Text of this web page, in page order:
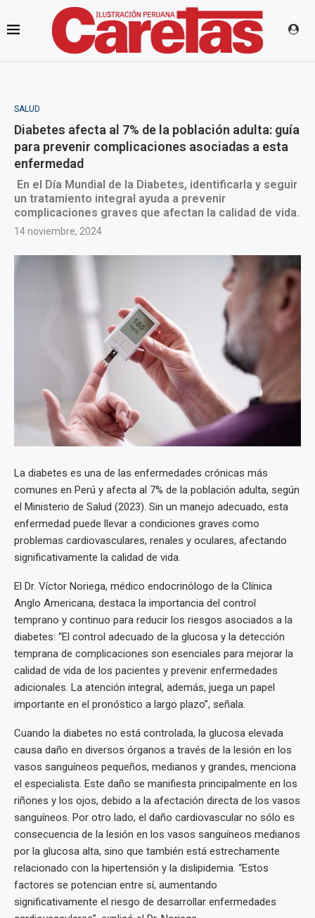
SALUD
Diabetes afecta al 7% de la población adulta: guía
para prevenir complicaciones asociadas a esta
enfermedad
En el Día Mundial de la Diabetes, identificarla y seguir
un tratamiento integral ayuda a prevenir
complicaciones graves que afectan la calidad de vida.
14 noviembre, 2024
La diabetes es una de las enfermedades crónicas más
comunes en Perú y afecta al 7% de la población adulta, según
el Ministerio de Salud (2023). Sin un manejo adecuado, esta
enfermedad puede llevar a condiciones graves como
problemas cardiovasculares, renales y oculares, afectando
significativamente la calidad de vida.
El Dr. Víctor Noriega, médico endocrinólogo de la Clínica
Anglo Americana, destaca la importancia del control
temprano y continuo para reducir los riesgos asociados a la
diabetes: “El control adecuado de la glucosa y la detección
temprana de complicaciones son esenciales para mejorar la
calidad de vida de los pacientes y prevenir enfermedades
adicionales. La atención integral, además, juega un papel
importante en el pronóstico a largo plazo”, señala.
Cuando la diabetes no está controlada, la glucosa elevada
causa daño en diversos órganos a través de la lesión en los
vasos sanguíneos pequeños, medianos y grandes, menciona
el especialista. Este daño se manifiesta principalmente en los
riñones y los ojos, debido a la afectación directa de los vasos
sanguíneos. Por otro lado, el daño cardiovascular no sólo es
consecuencia de la lesión en los vasos sanguíneos medianos
por la glucosa alta, sino que también está estrechamente
relacionado con la hipertensión y la dislipidemia. “Estos
factores se potencian entre sí, aumentando
significativamente el riesgo de desarrollar enfermedades